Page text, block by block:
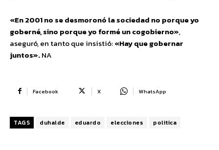
«En 2001 no se desmoronó la sociedad no porque yo
goberné, sino porque yo formé un cogobierno»,
aseguró, en tanto que insistió:«Hay que gobernar
juntos».NA
Facebook X WhatsApp
TAGS duhalde eduardo elecciones politica